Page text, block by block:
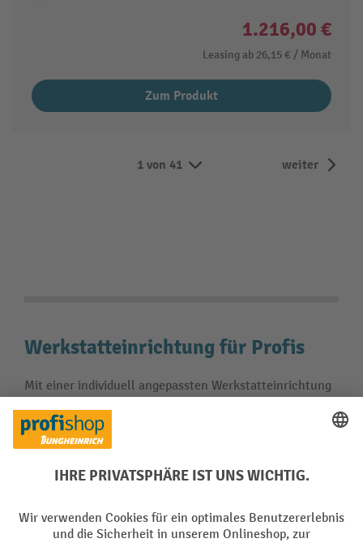
1.216,00 €
Leasing ab 26,15 € / Monat
Zum Produkt
1 von 41 weiter
Werkstatteinrichtung für Profis
Mit einer individuell angepassten Werkstatteinrichtung
ergonomisch und präzise. Unser Kaufberater unterstützt
Sie bei der Auswahl der passenden Elemente zur
Inhaltsverzeichnis